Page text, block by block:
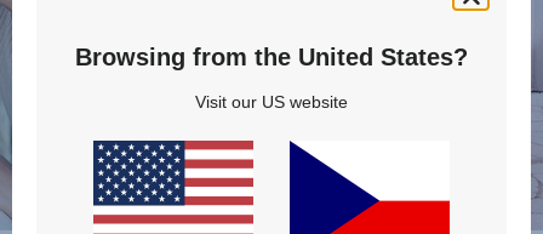
Browsing from the United States?
Visit our US website